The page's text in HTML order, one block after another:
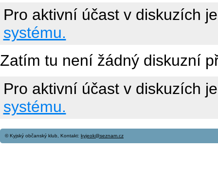
Pro aktivní účast v diskuzích
systému.
Zatím tu není žádný diskuzní
Pro aktivní účast v diskuzích
systému.
© Kyjský občanský klub, Kontakt: kyjeok@seznam.cz